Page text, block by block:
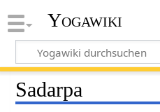
Yogawiki
Sadarpa